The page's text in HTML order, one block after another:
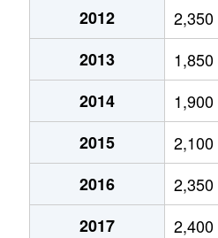
石ケ辻町
6,500万円
石ケ辻町
4,000万円
石ケ辻町
3,000万円
石ケ辻町
8,400万円
石ケ辻町
5,700万円
2012
2,350
2013
1,850
2014
1,900
2015
2,100
2016
2,350
2017
2,400